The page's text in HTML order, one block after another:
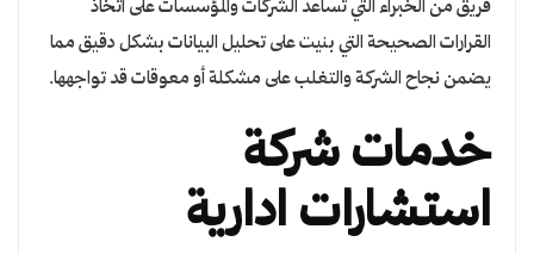
فريق من الخبراء التي تساعد الشركات والمؤسسات على اتخاذ
القرارات الصحيحة التي بنيت على تحليل البيانات بشكل دقيق مما
يضمن نجاح الشركة والتغلب على مشكلة أو معوقات قد تواجهها.
خدمات شركة
استشارات ادارية